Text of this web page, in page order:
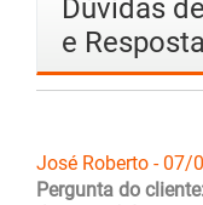
Dúvidas
e
José Roberto - 07/
Pergunta do